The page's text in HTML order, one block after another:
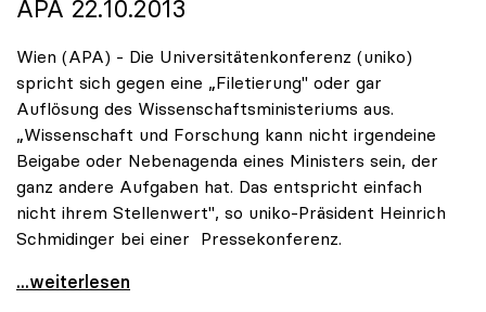
APA 22.10.2013
Wien (APA) - Die Universitätenkonferenz (uniko)
spricht sich gegen eine „Filetierung" oder gar
Auflösung des Wissenschaftsministeriums aus.
„Wissenschaft und Forschung kann nicht irgendeine
Beigabe oder Nebenagenda eines Ministers sein, der
ganz andere Aufgaben hat. Das entspricht einfach
nicht ihrem Stellenwert", so uniko-Präsident Heinrich
Schmidinger bei einer Pressekonferenz.
Rektoren gegen „Filetierung\" des
...weiterlesen